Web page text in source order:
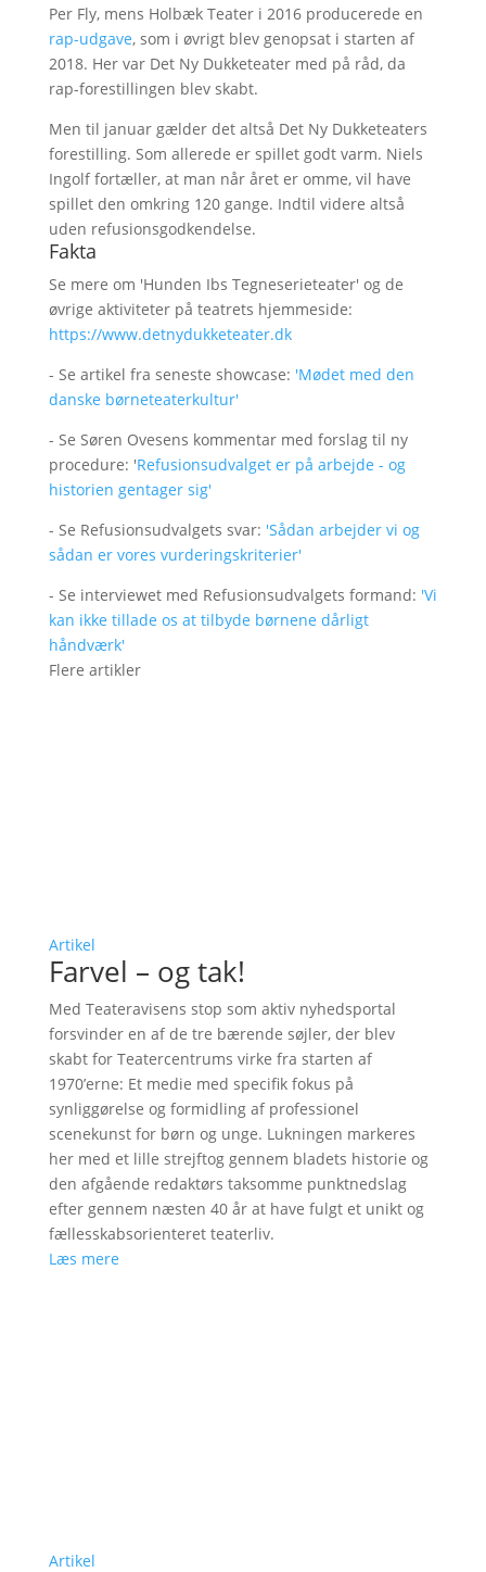
Per Fly, mens Holbæk Teater i 2016 producerede en
rap-udgave, som i øvrigt blev genopsat i starten af
2018. Her var Det Ny Dukketeater med på råd, da
rap-forestillingen blev skabt.
Men til januar gælder det altså Det Ny Dukketeaters
forestilling. Som allerede er spillet godt varm. Niels
Ingolf fortæller, at man når året er omme, vil have
spillet den omkring 120 gange. Indtil videre altså
uden refusionsgodkendelse.
Fakta
Se mere om 'Hunden Ibs Tegneserieteater' og de
øvrige aktiviteter på teatrets hjemmeside:
https://www.detnydukketeater.dk
- Se artikel fra seneste showcase: 'Mødet med den
danske børneteaterkultur'
- Se Søren Ovesens kommentar med forslag til ny
procedure: 'Refusionsudvalget er på arbejde - og
historien gentager sig'
- Se Refusionsudvalgets svar: 'Sådan arbejder vi og
sådan er vores vurderingskriterier'
- Se interviewet med Refusionsudvalgets formand: 'Vi
kan ikke tillade os at tilbyde børnene dårligt
håndværk'
Flere artikler
Artikel
Farvel – og tak!
Med Teateravisens stop som aktiv nyhedsportal
forsvinder en af de tre bærende søjler, der blev
skabt for Teatercentrums virke fra starten af
1970’erne: Et medie med specifik fokus på
synliggørelse og formidling af professionel
scenekunst for børn og unge. Lukningen markeres
her med et lille strejftog gennem bladets historie og
den afgående redaktørs taksomme punktnedslag
efter gennem næsten 40 år at have fulgt et unikt og
fællesskabsorienteret teaterliv.
Læs mere
Artikel